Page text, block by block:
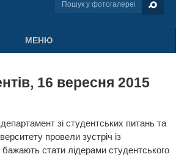
МЕНЮ
16 вересня 2015
зі студентських питань та
провели зустріч із
стати лідерами студентського